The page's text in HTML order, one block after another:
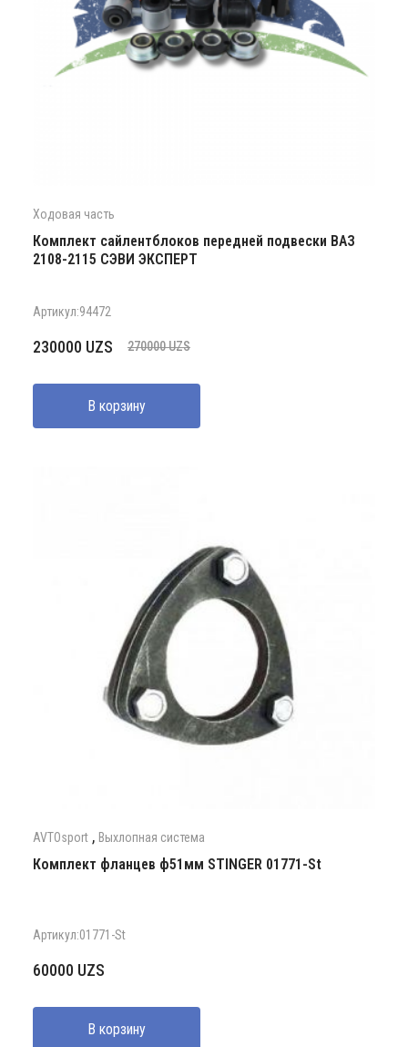
Ходовая часть
Комплект сайлентблоков передней подвески ВАЗ
2108-2115 СЭВИ ЭКСПЕРТ
Артикул:94472
270000UZS
Первоначальная
составляла
270000 UZS.
230000 UZS
Текущая
230000 UZS.
В корзину
AVTOsport , Выхлопная система
Комплект фланцев ф51мм STINGER 01771-St
Артикул:01771-St
60000 UZS
В корзину